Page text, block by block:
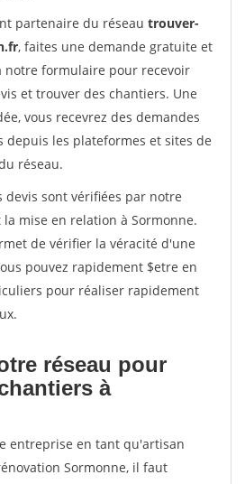
partenaire du réseau trouver-
, faites une demande gratuite et
notre formulaire pour recevoir
et trouver des chantiers. Une
vous recevrez des demandes
depuis les plateformes et sites de
réseau.
devis sont vérifiées par notre
mise en relation à Sormonne.
de vérifier la véracité d'une
pouvez rapidement $etre en
pour réaliser rapidement
réseau pour
à
entreprise en tant qu'artisan
Sormonne, il faut